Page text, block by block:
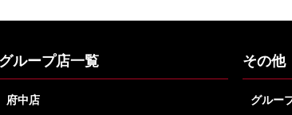
グループ店一覧
府中店
その他
グルー